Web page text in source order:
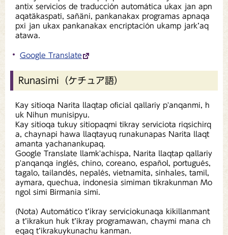
antix servicios de traducción automática ukax jan apn
aqatäkaspati, sañäni, pankanakax programas apnaqa
pxi jan ukax pankanakax encriptación ukamp jark’aq
atawa.
Google Translate
Runasimi（ケチュア語）
Kay sitioqa Narita llaqtap oficial qallariy p'anqanmi, h
uk Nihun munisipyu.
Kay sitioqa tukuy sitiopaqmi tikray serviciota riqsichirq
a, chaynapi hawa llaqtayuq runakunapas Narita llaqt
amanta yachanankupaq.
Google Translate llamk'achispa, Narita llaqtap qallariy
p'anqanqa inglés, chino, coreano, español, portugués,
tagalo, tailandés, nepalés, vietnamita, sinhales, tamil,
aymara, quechua, indonesia simiman tikrakunman Mo
ngol simi Birmania simi.
(Nota) Automático t’ikray serviciokunaqa kikillanmant
a t’ikrakun huk t’ikray programawan, chaymi mana ch
eqaq t’ikrakuykunachu kanman.